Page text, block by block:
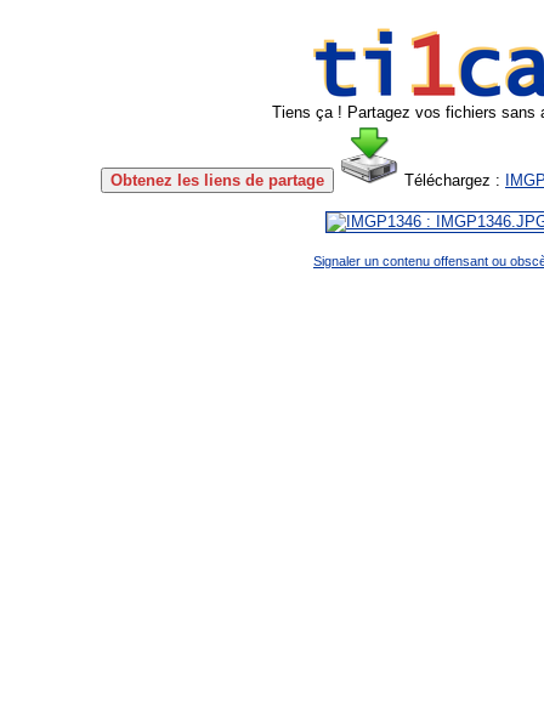
Tiens ça ! Partagez vos fichiers sans
Obtenez les liens de partage Téléchargez :
Signaler un contenu offensant ou